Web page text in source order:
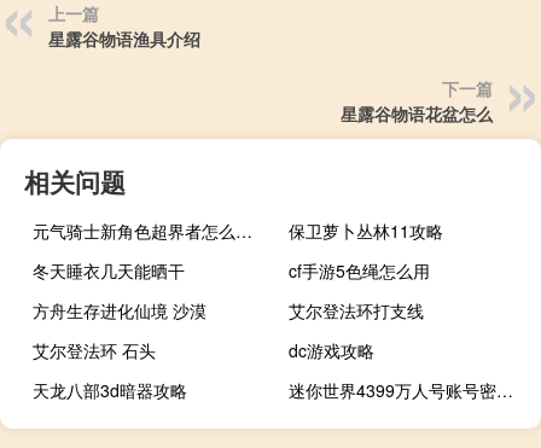
上一篇
星露谷物语渔具介绍
下一篇
星露谷物语花盆怎么
相关问题
元气骑士新角色超界者怎么获得
保卫萝卜丛林11攻略
冬天睡衣几天能晒干
cf手游5色绳怎么用
方舟生存进化仙境 沙漠
艾尔登法环打支线
艾尔登法环 石头
dc游戏攻略
天龙八部3d暗器攻略
迷你世界4399万人号账号密码最新